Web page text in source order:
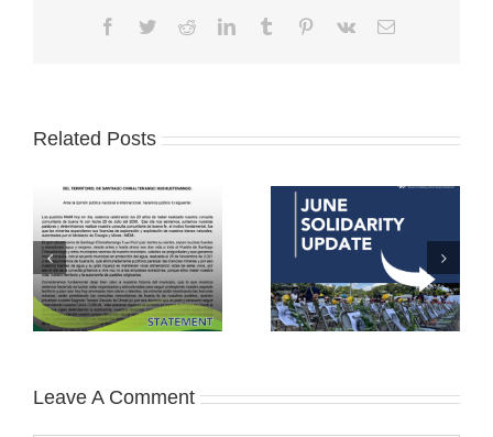
Facebook
TwitterRedditLinkedInTumblr Pinterest
Vk Email
Related Posts
Leave A Comment